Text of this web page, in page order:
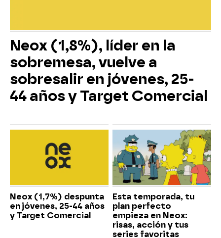
Neox (1,8%), líder en la
sobremesa, vuelve a
sobresalir en jóvenes, 25-
44 años y Target Comercial
Neox (1,7%) despunta
en jóvenes, 25-44 años
y Target Comercial
Esta temporada, tu
plan perfecto
empieza en Neox:
risas, acción y tus
series favoritas